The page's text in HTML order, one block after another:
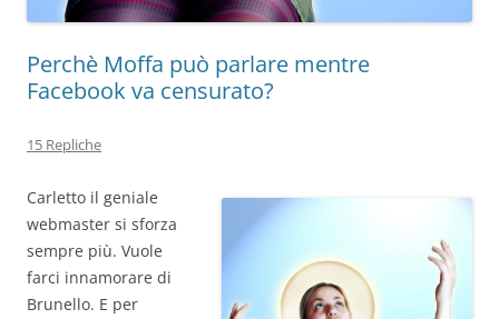
Perchè Moffa può parlare mentre
Facebook va censurato?
15 Repliche
Carletto il geniale
webmaster si sforza
sempre più. Vuole
farci innamorare di
Brunello. E per